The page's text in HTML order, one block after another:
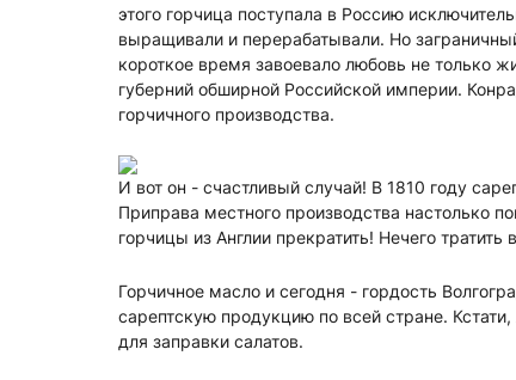
этого горчица поступала в Россию
выращивали и перерабатывали. Но
короткое время завоевало любовь не только
губерний обширной Российской империи.
горчичного производства.
И вот он - счастливый случай! В 1810 году
Приправа местного производства настолько
горчицы из Англии прекратить! Нечего
Горчичное масло и сегодня - гордость
сарептскую продукцию по всей стране.
для заправки салатов.